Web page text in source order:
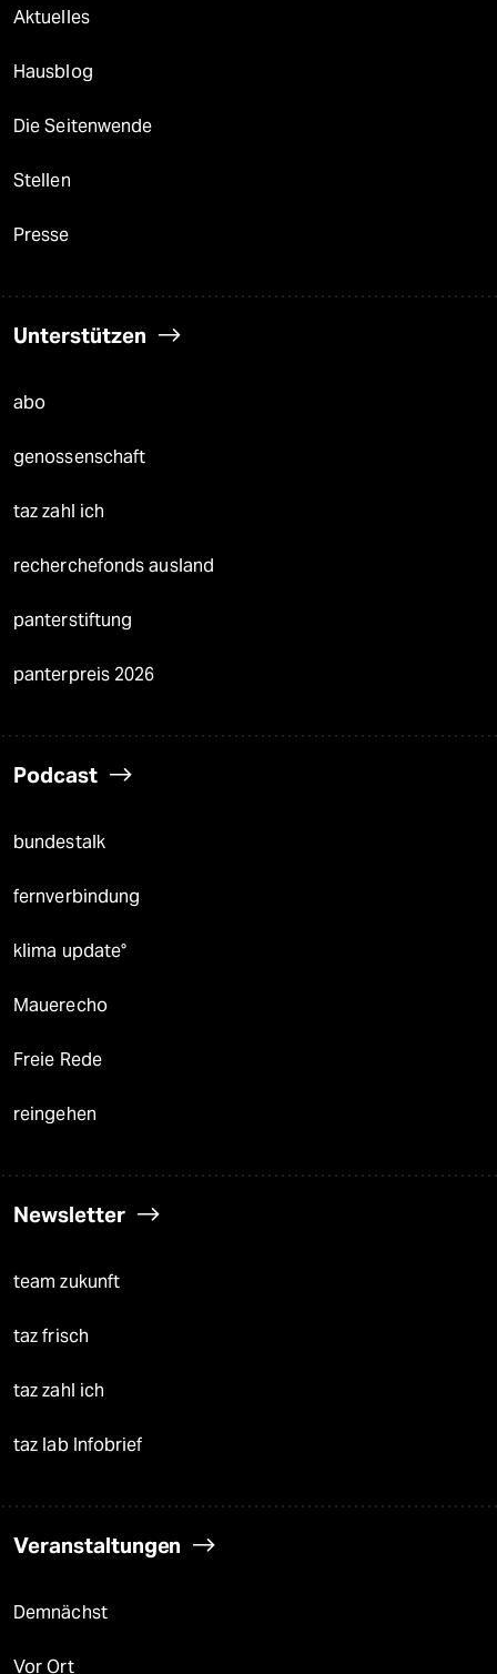
Aktuelles
Hausblog
Die Seitenwende
Stellen
Presse
Unterstützen
abo
genossenschaft
taz zahl ich
recherchefonds ausland
panterstiftung
panterpreis 2026
Podcast
bundestalk
fernverbindung
klima update°
Mauerecho
Freie Rede
reingehen
Newsletter
team zukunft
taz frisch
taz zahl ich
taz lab Infobrief
Veranstaltungen
Demnächst
Vor Ort